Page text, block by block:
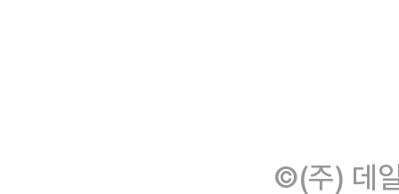
©(주) 데